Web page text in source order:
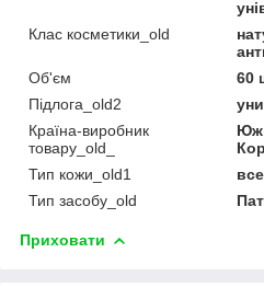
Клас косметики_old
Об'єм
60
Підлога_old2
Країна-виробник
товару_old_
Тип кожи_old1
Тип засобу_old
Приховати